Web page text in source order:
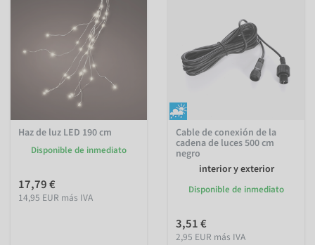
Haz de luz LED 190 cm
Disponible de inmediato
17,79 €
14,95 EUR más IVA
Cable de conexión de la
cadena de luces 500 cm
negro
interior y exterior
Disponible de inmediato
3,51 €
2,95 EUR más IVA